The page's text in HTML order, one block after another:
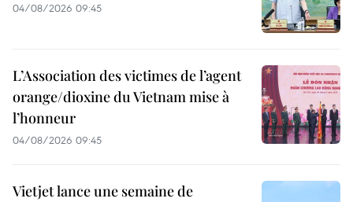
04/08/2026 09:45
L’Association des victimes de l’agent
orange/dioxine du Vietnam mise à
l’honneur
04/08/2026 09:45
Vietjet lance une semaine de